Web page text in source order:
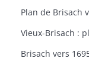
Plan de Brisach